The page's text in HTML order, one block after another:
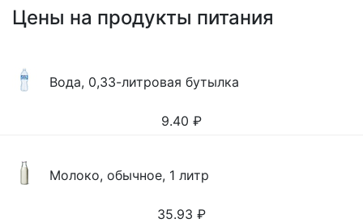
Цены на продукты питания
Вода, 0,33-литровая бутылка
9.40 ₽
Молоко, обычное, 1 литр
35.93 ₽